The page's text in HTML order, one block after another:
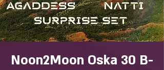
Noon2Moon Oska 30 B-